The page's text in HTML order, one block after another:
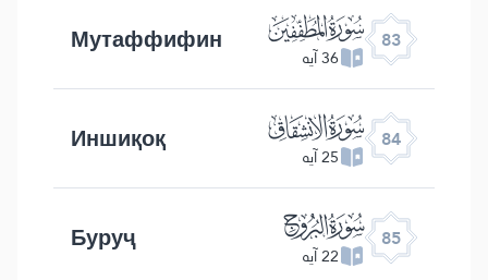
83 ﰀ
36 آیه Мутаффифин
84 ﰁ
25 آیه Иншиқоқ
85 ﰂ
22 آیه Буруҷ